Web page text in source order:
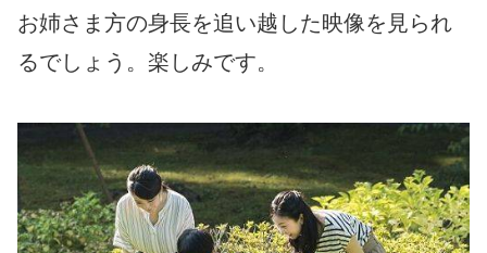
お姉さま方の身長を追い越した映像を見られ
るでしょう。楽しみです。